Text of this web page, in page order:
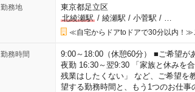
勤務地
東京都足立区
北綾瀬駅/ 綾瀬駅 / 小菅駅 /
≪自宅からドアtoドアで30分以内！≫
勤務時間
9:00～18:00（休憩60分） ■ご希望が
夜勤 16:30～翌9:30 「家族と休みを
残業はしたくない」 など、ご希望
望する勤務時間と、もう1つのお仕事